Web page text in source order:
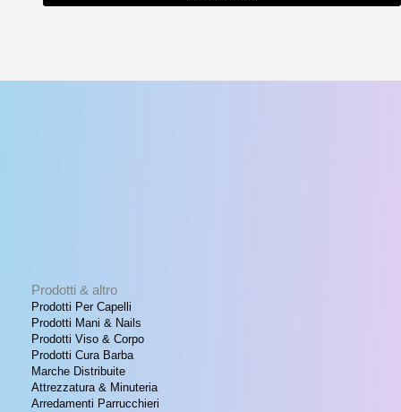
Prodotti & altro
Prodotti Per Capelli
Prodotti Mani & Nails
Prodotti Viso & Corpo
Prodotti Cura Barba
Marche Distribuite
Attrezzatura & Minuteria
Arredamenti Parrucchieri